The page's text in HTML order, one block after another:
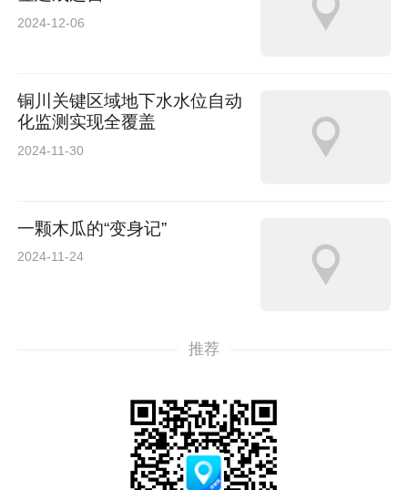
2024-12-06
铜川关键区域地下水水位自动
化监测实现全覆盖
2024-11-30
一颗木瓜的“变身记”
2024-11-24
推荐